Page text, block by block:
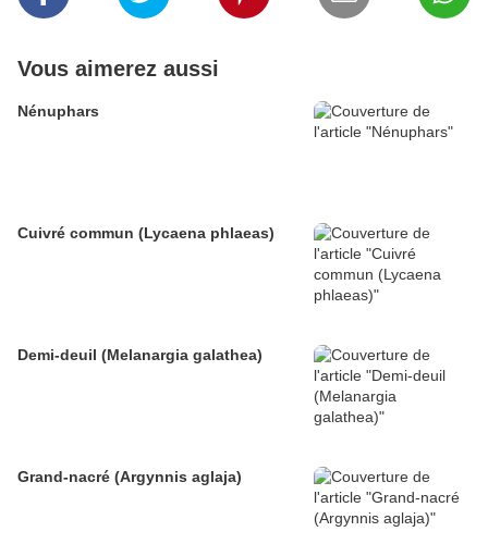
Vous aimerez aussi
Nénuphars
Cuivré commun (Lycaena phlaeas)
Demi-deuil (Melanargia galathea)
Grand-nacré (Argynnis aglaja)